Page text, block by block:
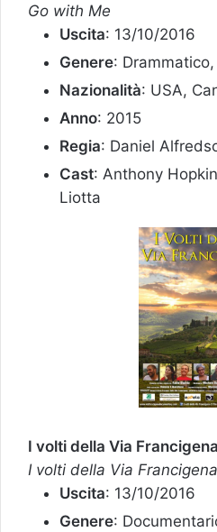
Go with Me
Uscita: 13/10/2016
Genere:
Nazionalità: USA,
Anno: 2015
Regia: Daniel
Cast: Anthony
Liotta
I volti della Via Francigena
I volti della Via Francigena
Uscita: 13/10/2016
Genere: